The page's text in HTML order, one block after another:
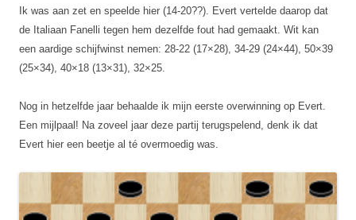
Ik was aan zet en speelde hier (14-20??). Evert vertelde daarop dat
de Italiaan Fanelli tegen hem dezelfde fout had gemaakt. Wit kan
een aardige schijfwinst nemen: 28-22 (17×28), 34-29 (24×44), 50×39
(25×34), 40×18 (13×31), 32×25.
Nog in hetzelfde jaar behaalde ik mijn eerste overwinning op Evert.
Een mijlpaal! Na zoveel jaar deze partij terugspelend, denk ik dat
Evert hier een beetje al té overmoedig was.